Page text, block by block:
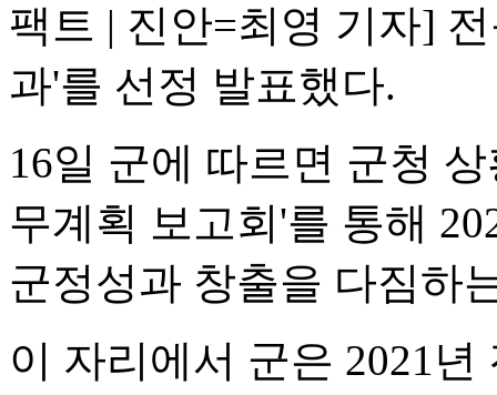
팩트 | 진안=최영 기자]
과'를 선정 발표했다.
16일 군에 따르면 군청
무계획 보고회'를 통해
군정성과 창출을 다짐하
이 자리에서 군은 2021